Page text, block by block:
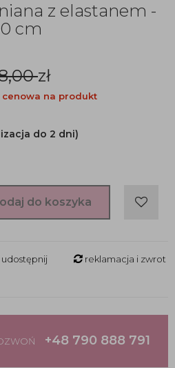
z elastanem -
cm
zł
na produkt
do 2 dni)
do koszyka
udostępnij
reklamacja i zwrot
+48 790 888 791